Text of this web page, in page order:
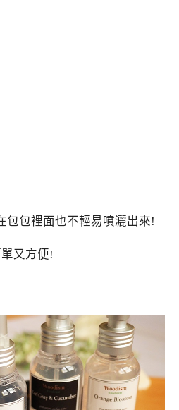
包包裡面也不輕易噴灑出來!
又方便!